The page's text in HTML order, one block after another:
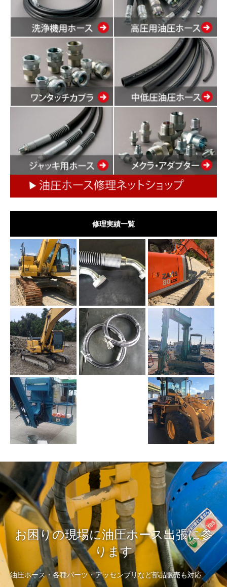
修理実績一覧
お困りの現場に油圧ホース出張に参
ります
油圧ホース・各種パーツ・アッセンブリなど部品販売も対応